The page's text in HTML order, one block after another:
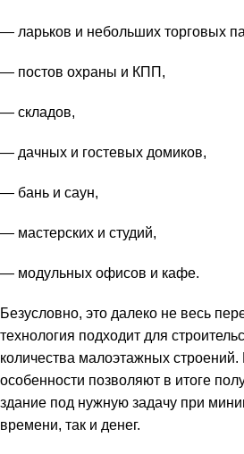
— ларьков и небольших торговых
— постов охраны и КПП,
— складов,
— дачных и гостевых домиков,
— бань и саун,
— мастерских и студий,
— модульных офисов и кафе.
Безусловно, это далеко не весь
технология подходит для
количества малоэтажных строений.
особенности позволяют в итоге
здание под нужную задачу при
времени, так и денег.